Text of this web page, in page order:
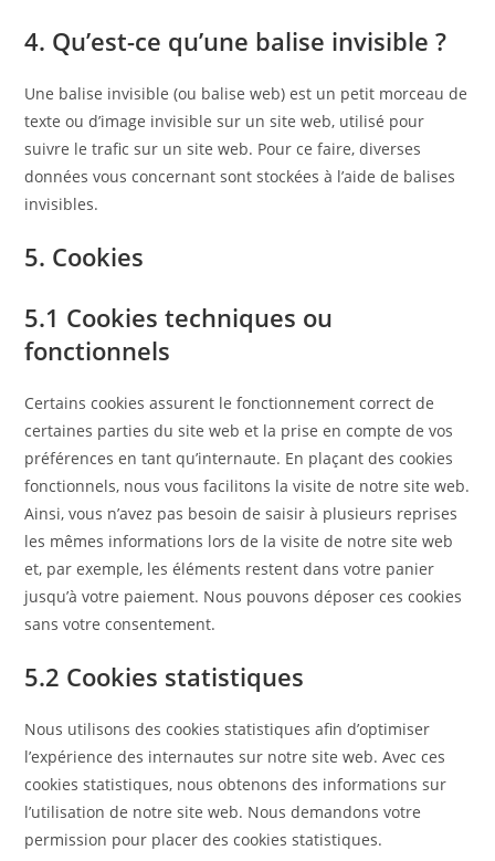
4. Qu’est-ce qu’une balise invisible ?
Une balise invisible (ou balise web) est un petit morceau de
texte ou d’image invisible sur un site web, utilisé pour
suivre le trafic sur un site web. Pour ce faire, diverses
données vous concernant sont stockées à l’aide de balises
invisibles.
5. Cookies
5.1 Cookies techniques ou
fonctionnels
Certains cookies assurent le fonctionnement correct de
certaines parties du site web et la prise en compte de vos
préférences en tant qu’internaute. En plaçant des cookies
fonctionnels, nous vous facilitons la visite de notre site web.
Ainsi, vous n’avez pas besoin de saisir à plusieurs reprises
les mêmes informations lors de la visite de notre site web
et, par exemple, les éléments restent dans votre panier
jusqu’à votre paiement. Nous pouvons déposer ces cookies
sans votre consentement.
5.2 Cookies statistiques
Nous utilisons des cookies statistiques afin d’optimiser
l’expérience des internautes sur notre site web. Avec ces
cookies statistiques, nous obtenons des informations sur
l’utilisation de notre site web. Nous demandons votre
permission pour placer des cookies statistiques.